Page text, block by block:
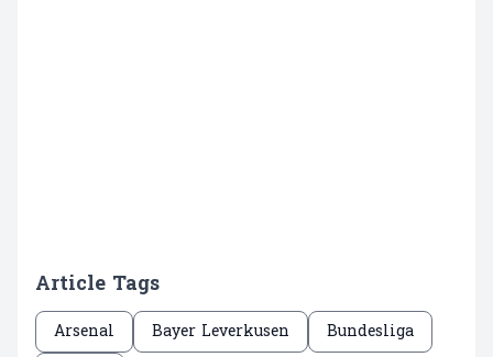
Article Tags
Arsenal Bayer Leverkusen
Bundesliga